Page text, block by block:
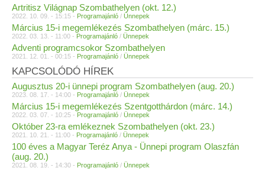
Artritisz Világnap Szombathelyen (okt. 12.)
2022. 10. 09. - 15:15 - Programajánló / Ünnepek
Március 15-i megemlékezés Szombathelyen (márc. 15.)
2022. 03. 13. - 11:00 - Programajánló / Ünnepek
Adventi programcsokor Szombathelyen
2021. 12. 01. - 00:15 - Programajánló / Ünnepek
KAPCSOLÓDÓ HÍREK
Augusztus 20-i ünnepi program Szombathelyen (aug. 20.)
2023. 08. 17. - 14:00 - Programajánló / Ünnepek
Március 15-i megemlékezés Szentgotthárdon (márc. 14.)
2022. 03. 07. - 10:25 - Programajánló / Ünnepek
Október 23-ra emlékeznek Szombathelyen (okt. 23.)
2021. 10. 21. - 11:00 - Programajánló / Ünnepek
100 éves a Magyar Teréz Anya - Ünnepi program Olaszfán
(aug. 20.)
2021. 08. 19. - 14:30 - Programajánló / Ünnepek